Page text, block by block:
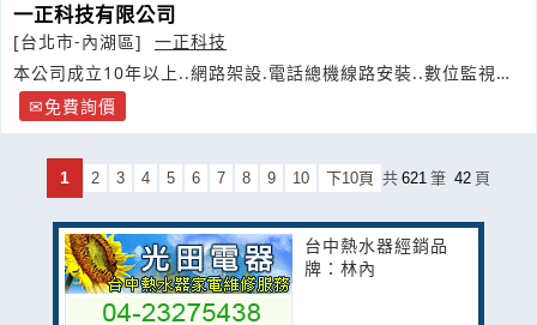
一正科技有限公司
[台北市-內湖區]
一正科技
本公司成立10年以上..網路架設.電話總機線路安裝..數位監視錄
影 免費詢價
1 2 3 4 5 6 7 8 9 10 下10頁 共 621 筆 42 頁
台中熱水器經銷品
牌：林內